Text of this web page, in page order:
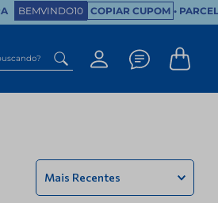
BEMVINDO10 COPIAR CUPOM • PARCELE
buscando?
Mais Recentes